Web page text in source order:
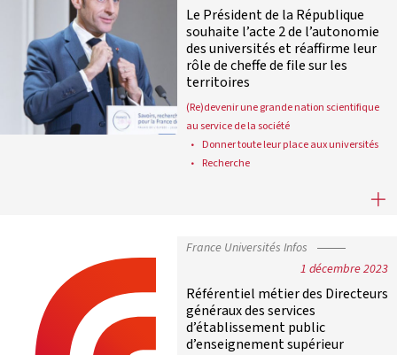
Le Président de la République
souhaite l’acte 2 de l’autonomie
des universités et réaffirme leur
rôle de cheffe de file sur les
territoires
(Re)devenir une grande nation scientifique
au service de la société
Donner toute leur place aux universités
Recherche
Le Président de la République
France Universités Infos
1 décembre 2023
Référentiel métier des Directeurs
généraux des services
d’établissement public
d’enseignement supérieur